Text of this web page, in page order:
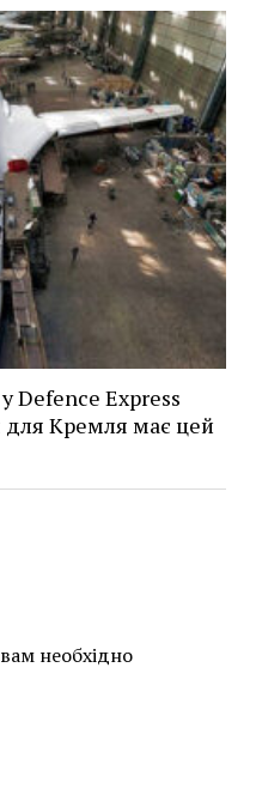
Defence Express
для Кремля має цей
необхідно